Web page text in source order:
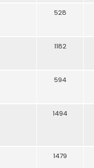
528
1182
594
1494
1479